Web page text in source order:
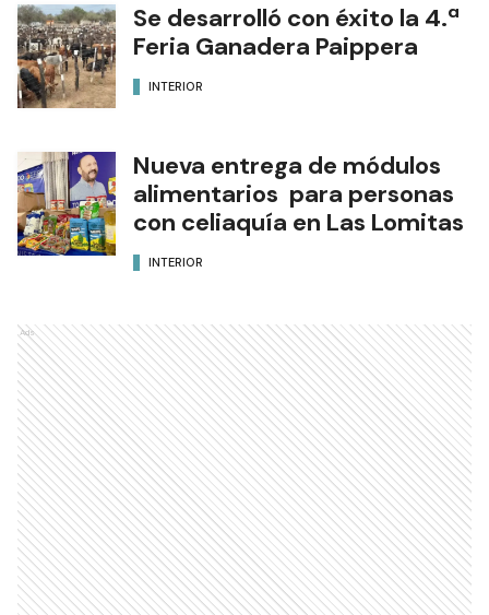
Se desarrolló con éxito la 4.ª
Feria Ganadera Paippera
INTERIOR
Nueva entrega de módulos
alimentarios para personas
con celiaquía en Las Lomitas
INTERIOR
Ads